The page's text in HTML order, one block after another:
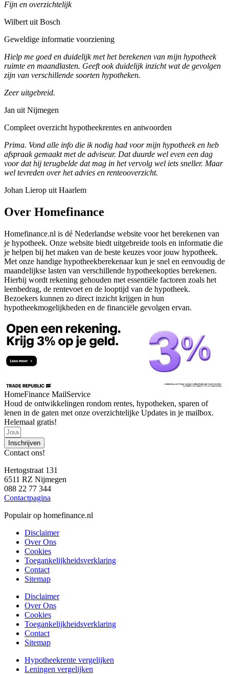
Fijn en overzichtelijk
Wilbert uit Bosch
Geweldige informatie voorziening
Hielp me goed en duidelijk met het berekenen van mijn hypotheek
ruimte en maandlasten. Geeft ook duidelijk inzicht wat de gevolgen
zijn van verschillende soorten hypotheken.
Zeer uitgebreid.
Jan uit Nijmegen
Compleet overzicht hypotheekrentes en antwoorden
Prima. Vond alle info die ik nodig had voor mijn hypotheek en heb
afspraak gemaakt met de adviseur. Dat duurde wel even een dag
voor dat hij terugbelde dat mag in het vervolg wel iets sneller. Maar
wel tevreden over het advies en renteooverzicht.
Johan Lierop uit Haarlem
Over Homefinance
Homefinance.nl is dé Nederlandse website voor het berekenen van
je hypotheek. Onze website biedt uitgebreide tools en informatie die
je helpen bij het maken van de beste keuzes voor jouw hypotheek.
Met onze handige hypotheekberekenaar kun je snel en eenvoudig de
maandelijkse lasten van verschillende hypotheekopties berekenen.
Hierbij wordt rekening gehouden met essentiële factoren zoals het
leenbedrag, de rentevoet en de looptijd van de hypotheek.
Bezoekers kunnen zo direct inzicht krijgen in hun
hypotheekmogelijkheden en de financiële gevolgen ervan.
HomeFinance MailService
Houd de ontwikkelingen rondom rentes, hypotheken, sparen of
lenen in de gaten met onze overzichtelijke Updates in je mailbox.
Helemaal gratis!
Inschrijven
Contact ons!
Hertogstraat 131
6511 RZ Nijmegen
088 22 77 344
Contactpagina
Populair op homefinance.nl
Disclaimer
Over Ons
Cookies
Toegankelijkheidsverklaring
Contact
Sitemap
Disclaimer
Over Ons
Cookies
Toegankelijkheidsverklaring
Contact
Sitemap
Hypotheekrente vergelijken
Leningen vergelijken